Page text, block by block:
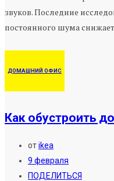
звуков. Последние
постоянного шума
ДОМАШНИЙ ОФИС
Как обустроить
отikea
9 февраля
ПОДЕЛИТЬСЯ